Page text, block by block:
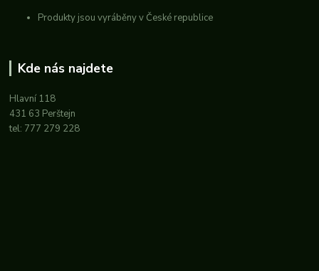
Produkty jsou vyráběny v České republice
Kde nás najdete
Hlavní 118
431 63 Perštejn
tel: 777 279 228